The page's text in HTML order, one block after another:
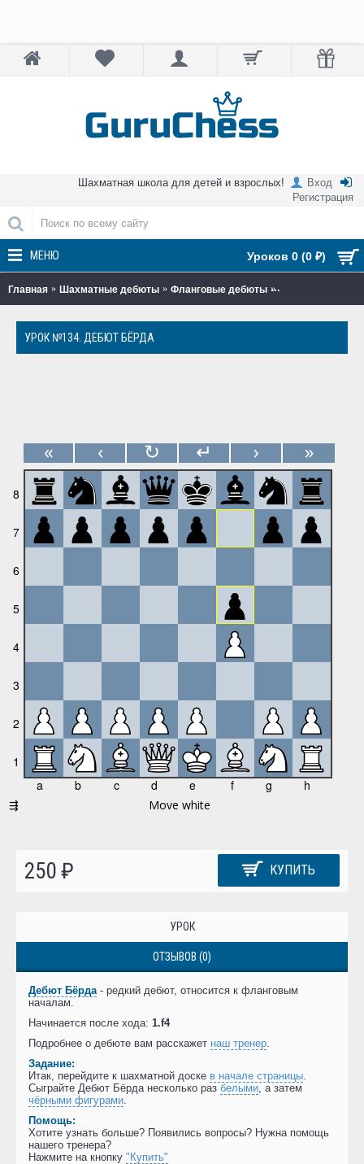
Шахматная школа для детей и взрослых!
Вход
Регистрация
Уроков 0 (0 ₽)
МЕНЮ
Главная Шахматные дебюты Фланговые дебюты Урок №134.
УРОК №134. ДЕБЮТ БЁРДА
250 ₽ КУПИТЬ
УРОК
ОТЗЫВОВ (0)
Дебют Бёрда- редкий дебют, относится к фланговым
началам.
Начинается после хода: 1.f4
Подробнее о дебюте вам расскажет наш тренер.
Задание:
Итак, перейдите к шахматной доске в начале страницы.
Сыграйте Дебют Бёрда несколько раз белыми, а затем
чёрными фигурами.
Помощь:
Хотите узнать больше? Появились вопросы? Нужна помощь
нашего тренера?
Нажмите на кнопку "Купить"